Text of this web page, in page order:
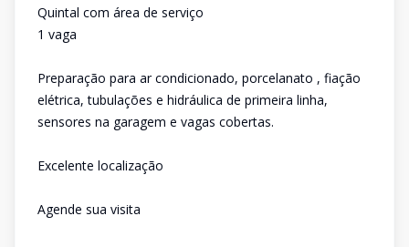
Quintal com área de serviço
1 vaga
Preparação para ar condicionado, porcelanato , fiação
elétrica, tubulações e hidráulica de primeira linha,
sensores na garagem e vagas cobertas.
Excelente localização
Agende sua visita